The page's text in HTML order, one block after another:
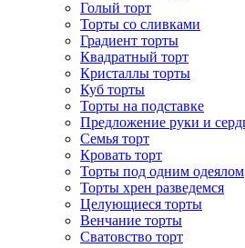
Голый торт
Торты со сливками
Градиент торты
Квадратный торт
Кристаллы торты
Куб торты
Торты на подставке
Предложение руки и
Семья торт
Кровать торт
Торты под одним одеялом
Торты хрен разведемся
Целующиеся торты
Венчание торты
Сватовство торт